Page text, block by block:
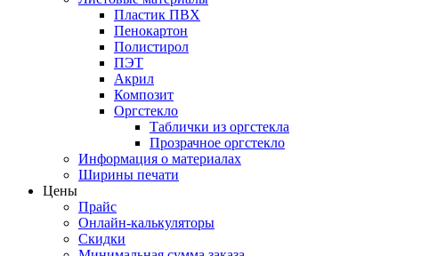
Пластик ПВХ
Пенокартон
Полистирол
ПЭТ
Акрил
Композит
Оргстекло
Таблички из оргстекла
Прозрачное оргстекло
Информация о материалах
Ширины печати
Цены
Прайс
Онлайн-калькуляторы
Скидки